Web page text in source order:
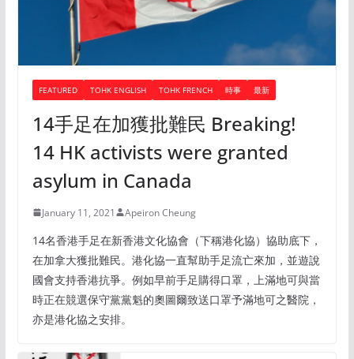
FEATURED TOHK ENGLISH TOHK FRENCH 時事 最新
14手足在加獲批難民 Breaking!
14 HK activists were granted
asylum in Canada
January 11, 2021 Apeiron Cheung
14名香港手足在新香港文化協會（下稱港化協）協助底下，
在加拿大獲批難民。港化協一直幫助手足流亡來加，並遊說
國會支持香港抗爭。例如早前手足購得口罩，上滿地可與當
時正在競選保守黨黨魁的奧圖爾致送口罩予滿地可之醫院，
亦是港化協之安排。